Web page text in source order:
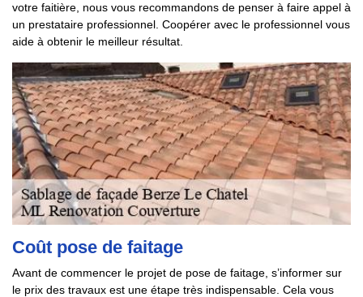
votre faitière, nous vous recommandons de penser à faire appel à
un prestataire professionnel. Coopérer avec le professionnel vous
aide à obtenir le meilleur résultat.
Coût pose de faitage
Avant de commencer le projet de pose de faitage, s’informer sur
le prix des travaux est une étape très indispensable. Cela vous